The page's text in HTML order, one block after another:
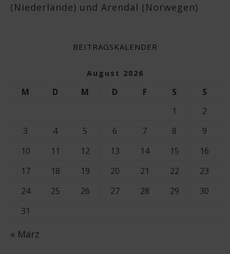
(Niederlande) und Arendal (Norwegen)
BEITRAGSKALENDER
August 2026
M D M D F S
S
1
2
3
4 5 6 7 8
9
10
11 12 13 14 15
16
17
18 19 20 21 22
23
24
25 26 27 28 29
30
31
« März